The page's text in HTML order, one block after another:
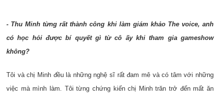
- Thu Minh từng rất thành công khi làm giám khảo The voice, anh
có học hỏi được bí quyết gì từ cô ấy khi tham gia gameshow
không?
Tôi và chị Minh đều là những nghệ sĩ rất đam mê và có tâm với những
việc mà mình làm. Tôi từng chứng kiến chị Minh trăn trở đến mất ăn